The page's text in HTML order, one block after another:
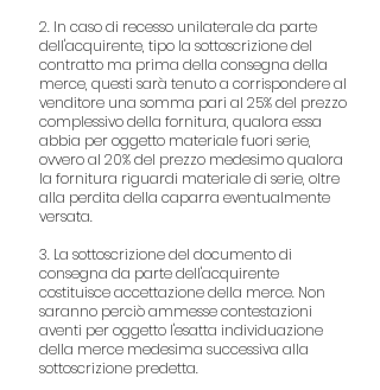
2. In caso di recesso unilaterale da parte
dell'acquirente, tipo la sottoscrizione del
contratto ma prima della consegna della
merce, questi sarà tenuto a corrispondere al
venditore una somma pari al 25% del prezzo
complessivo della fornitura, qualora essa
abbia per oggetto materiale fuori serie,
ovvero al 20% del prezzo medesimo qualora
la fornitura riguardi materiale di serie, oltre
alla perdita della caparra eventualmente
versata.
3. La sottoscrizione del documento di
consegna da parte dell'acquirente
costituisce accettazione della merce. Non
saranno perciò ammesse contestazioni
aventi per oggetto l'esatta individuazione
della merce medesima successiva alla
sottoscrizione predetta.